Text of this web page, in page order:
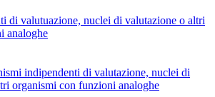
di valutuazione, nuclei di valutazione o altri
analoghe
indipendenti di valutazione, nuclei di
organismi con funzioni analoghe